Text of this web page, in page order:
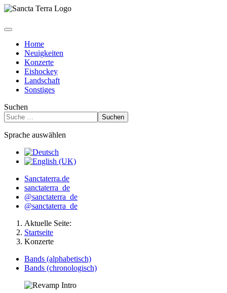
Home
Neuigkeiten
Konzerte
Eishockey
Landschaft
Sonstiges
Suchen
Suchen
Sprache auswählen
Sanctaterra.de
sanctaterra_de
@sanctaterra_de
@sanctaterra_de
Aktuelle Seite:
Startseite
Konzerte
Bands (alphabetisch)
Bands (chronologisch)